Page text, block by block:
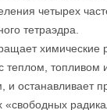
четырех
тетраэдра.
химические
теплом, топливом
и останавливает
«свободных